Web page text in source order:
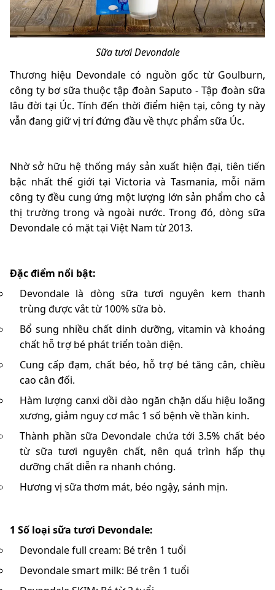
Sữa tươi Devondale
Thương hiệu Devondale có nguồn gốc từ Goulburn,
công ty bơ sữa thuộc tập đoàn Saputo - Tập đoàn sữa
lâu đời tại Úc. Tính đến thời điểm hiện tại, công ty này
vẫn đang giữ vị trí đứng đầu về thực phẩm sữa Úc.
Nhờ sở hữu hệ thống máy sản xuất hiện đại, tiên tiến
bậc nhất thế giới tại Victoria và Tasmania, mỗi năm
công ty đều cung ứng một lượng lớn sản phẩm cho cả
thị trường trong và ngoài nước. Trong đó, dòng sữa
Devondale có mặt tại Việt Nam từ 2013.
Đặc điểm nổi bật:
Devondale là dòng sữa tươi nguyên kem thanh
trùng được vắt từ 100% sữa bò.
Bổ sung nhiều chất dinh dưỡng, vitamin và khoáng
chất hỗ trợ bé phát triển toàn diện.
Cung cấp đạm, chất béo, hỗ trợ bé tăng cân, chiều
cao cân đối.
Hàm lượng canxi dồi dào ngăn chặn dấu hiệu loãng
xương, giảm nguy cơ mắc 1 số bệnh về thần kinh.
Thành phần sữa Devondale chứa tới 3.5% chất béo
từ sữa tươi nguyên chất, nên quá trình hấp thụ
dưỡng chất diễn ra nhanh chóng.
Hương vị sữa thơm mát, béo ngậy, sánh mịn.
1 Số loại sữa tươi Devondale:
Devondale full cream: Bé trên 1 tuổi
Devondale smart milk: Bé trên 1 tuổi